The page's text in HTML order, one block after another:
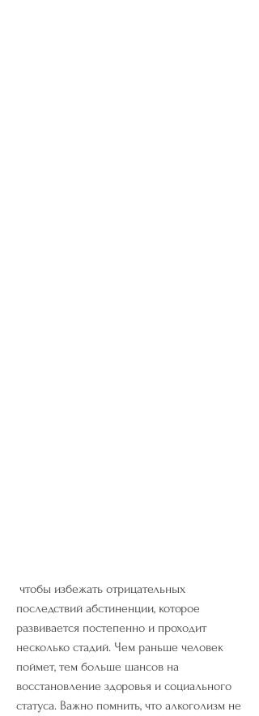
последствий абстиненции, которое
развивается постепенно и проходит
несколько стадий. Чем раньше человек
поймет, тем больше шансов на
восстановление здоровья и социального
статуса. Важно помнить, что алкоголизм не